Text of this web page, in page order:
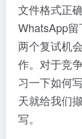
文件格式正
WhatsApp
两个复试机
作。对于竞
习一下如何
天就给我们
写。